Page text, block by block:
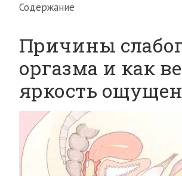
Содержание
Причины
оргазма и как
яркость